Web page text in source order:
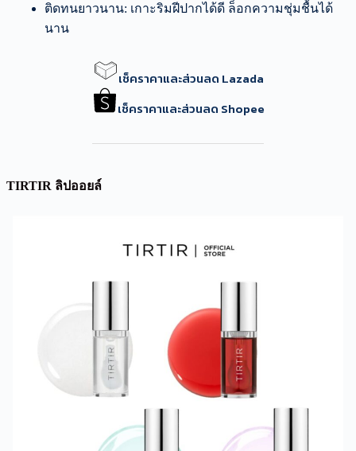
ติดทนยาวนาน: เกาะริมฝีปากได้ดี ล็อกความชุ่มชื้นได้
นาน
เช็คราคาและส่วนลด Lazada
เช็คราคาและส่วนลด Shopee
TIRTIR ลิปออยล์